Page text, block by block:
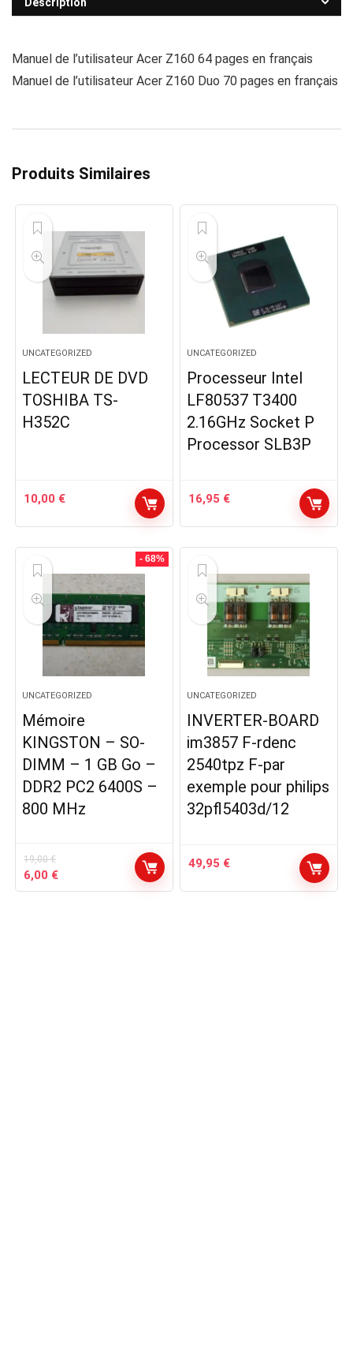
Description
Manuel de l’utilisateur Acer Z160 64 pages en français
Manuel de l’utilisateur Acer Z160 Duo 70 pages en français
Produits Similaires
UNCATEGORIZED
LECTEUR DE DVD
TOSHIBA TS-
H352C
10,00 €
UNCATEGORIZED
Processeur Intel
LF80537 T3400
2.16GHz Socket P
Processor SLB3P
16,95 €
- 68%
UNCATEGORIZED
Mémoire
KINGSTON – SO-
DIMM – 1 GB Go –
DDR2 PC2 6400S –
800 MHz
19,00€
Le
prix
6,00 €Le
prix
UNCATEGORIZED
INVERTER-BOARD
im3857 F-rdenc
2540tpz F-par
exemple pour philips
32pfl5403d/12
49,95 €